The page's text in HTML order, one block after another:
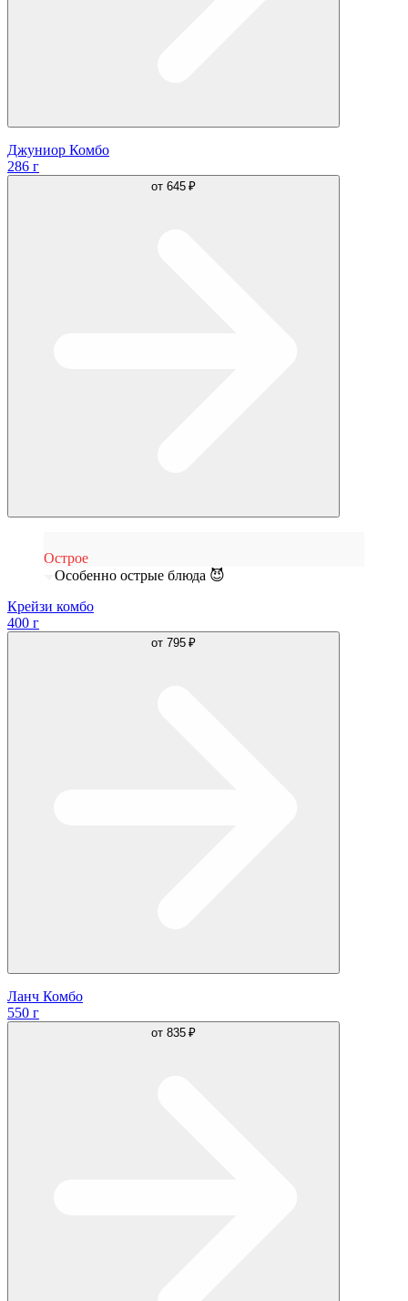
Джуниор Комбо
286 г
от 645 ₽
Острое
Особенно острые блюда 😈
Крейзи комбо
400 г
от 795 ₽
Ланч Комбо
550 г
от 835 ₽